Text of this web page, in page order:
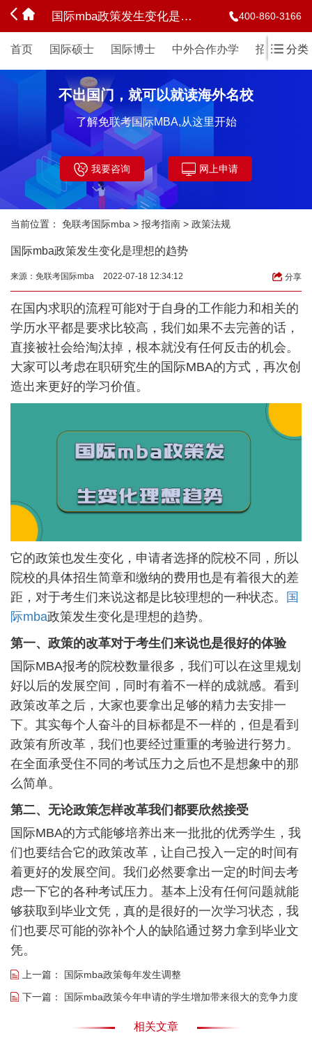
国际mba政策发生变化是理想的趋势 400-860-3166
首页 国际硕士 国际博士 中外合作办学 招生简章
分类
不出国门，就可以就读海外名校
了解免联考国际MBA,从这里开始
我要咨询 网上申请
当前位置： 免联考国际mba > 报考指南 > 政策法规
国际mba政策发生变化是理想的趋势
来源： 免联考国际mba 2022-07-18 12:34:12 分享
在国内求职的流程可能对于自身的工作能力和相关的
学历水平都是要求比较高，我们如果不去完善的话，
直接被社会给淘汰掉，根本就没有任何反击的机会。
大家可以考虑在职研究生的国际MBA的方式，再次创
造出来更好的学习价值。
它的政策也发生变化，申请者选择的院校不同，所以
院校的具体招生简章和缴纳的费用也是有着很大的差
距，对于考生们来说这都是比较理想的一种状态。
国
际mba政策发生变化是理想的趋势。
第一、政策的改革对于考生们来说也是很好的体验
国际MBA报考的院校数量很多，我们可以在这里规划
好以后的发展空间，同时有着不一样的成就感。看到
政策改革之后，大家也要拿出足够的精力去安排一
下。其实每个人奋斗的目标都是不一样的，但是看到
政策有所改革，我们也要经过重重的考验进行努力。
在全面承受住不同的考试压力之后也不是想象中的那
么简单。
第二、无论政策怎样改革我们都要欣然接受
国际MBA的方式能够培养出来一批批的优秀学生，我
们也要结合它的政策改革，让自己投入一定的时间有
着更好的发展空间。我们必然要拿出一定的时间去考
虑一下它的各种考试压力。基本上没有任何问题就能
够获取到毕业文凭，真的是很好的一次学习状态，我
们也要尽可能的弥补个人的缺陷通过努力拿到毕业文
凭。
上一篇：
国际mba政策每年发生调整
下一篇：
国际mba政策今年申请的学生增加带来很大的竞争力度
相关文章